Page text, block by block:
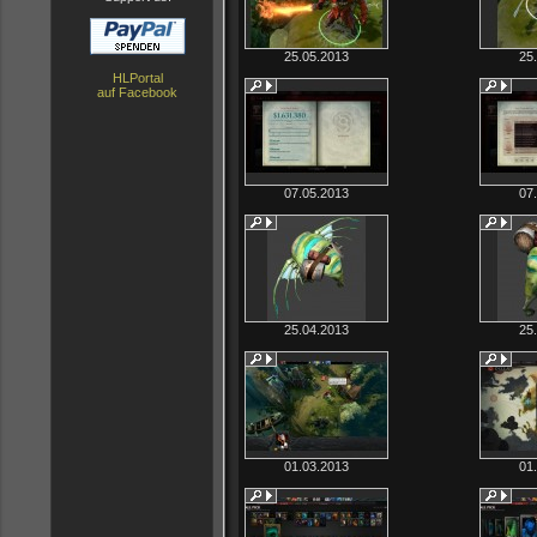
HLPortal
auf Facebook
25.05.2013
07.05.2013
25.04.2013
01.03.2013